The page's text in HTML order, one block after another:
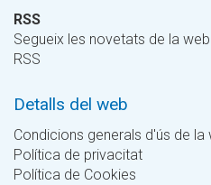
RSS
Segueix les novetats de la
RSS
Detalls del web
Condicions generals d'ús de la
Política de privacitat
Política de Cookies